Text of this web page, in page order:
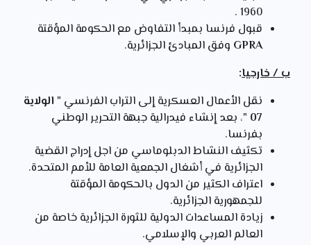
1960 .
قبول فرنسا بمبدأ التفاوض مع الحكومة المؤقتة
GPRA وفق المبادئ الجزائرية.
ب / خارجيا:
نقل الأعمال العسكرية إلى التراب الفرنسي " الولاية
07 "، بعد إنشاء فيدرالية جبهة التحرير الوطني
بفرنسا.
تكثيف النشاط الدبلوماسي من اجل إدراج القضية
الجزائرية في أشغال الجمعية العامة للأمم المتحدة.
اعتراف الكثير من الدول بالحكومة المؤقتة
للجمهورية الجزائرية.
زيادة المساعدات الدولية للثورة الجزائرية خاصة من
العالم العربي والإسلامي.